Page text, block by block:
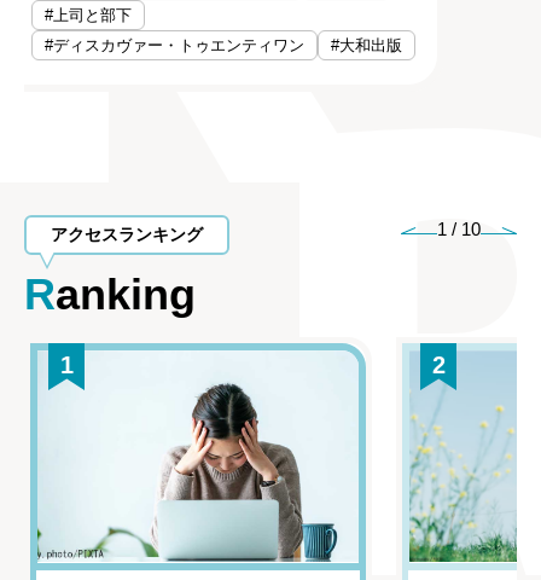
#上司と部下
#ディスカヴァー・トゥエンティワン
#大和出版
アクセスランキング
Ranking
1 / 10
1 2